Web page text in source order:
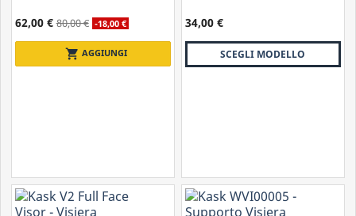
62,00 € 80,00 € -18,00 €
shopping_cart AGGIUNGI
34,00 €
SCEGLI MODELLO